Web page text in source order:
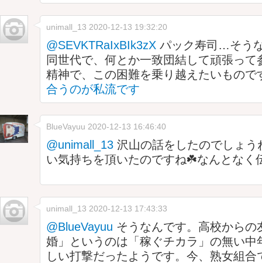
unimall_13 2020-12-13 19:32:20
@SEVKTRaIxBIk3zX パック寿司…そう
同世代で、何とか一致団結して頑張っ
精神で、この困難を乗り越えたいもので
合うのが私流です
BlueVayuu 2020-12-13 16:46:40
@unimall_13 沢山の話をしたのでしょう
い気持ちを頂いたのですね☘️なんとなく
unimall_13 2020-12-13 17:43:33
@BlueVayuu そうなんです。高校からの
婚」というのは「稼ぐチカラ」の無い中
しい打撃だったようです。今、熟女組